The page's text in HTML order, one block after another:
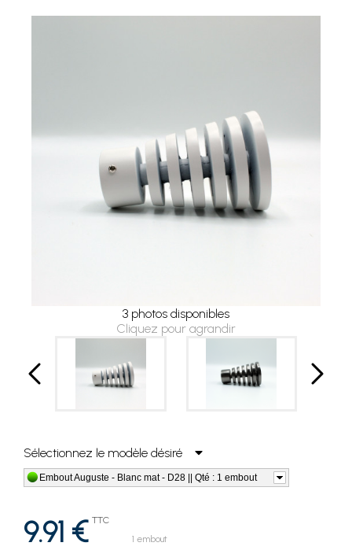
3 photos disponibles
Cliquez pour agrandir
Sélectionnez le modèle désiré
Embout Auguste - Blanc mat - D28 || Qté : 1 embout
9.91 € TTC
1 embout